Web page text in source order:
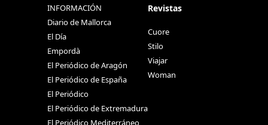
INFORMACIÓN
Diario de Mallorca
El Día
Empordà
El Periódico de Aragón
El Periódico de España
El Periódico
El Periódico de Extremadura
El Periódico Mediterráneo
Revistas
Cuore
Stilo
Viajar
Woman